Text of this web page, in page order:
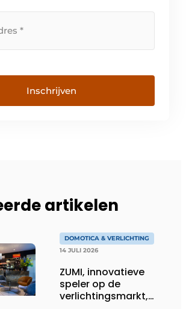
Inschrijven
artikelen
DOMOTICA & VERLICHTING
14 JULI 2026
ZUMI, innovatieve
speler op de
verlichtingsmarkt,